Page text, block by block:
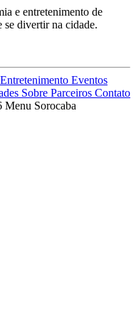
e entretenimento de
se divertir na cidade.
Entretenimento Eventos
Sobre Parceiros Contato
Sorocaba